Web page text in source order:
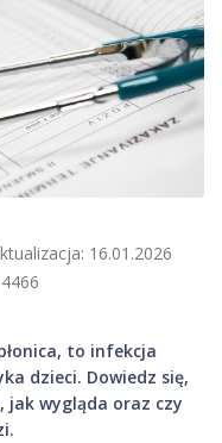
16.01.2026
4466
to infekcja
dzieci. Dowiedz się,
jak wygląda oraz czy